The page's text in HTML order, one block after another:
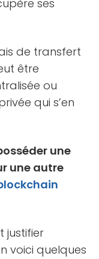
ses
de transfert
être
ou
qui s’en
une
une autre
justifier
voici quelques